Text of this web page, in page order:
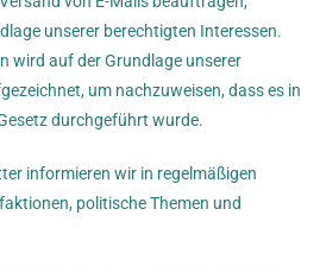
unserer berechtigten Interessen.
wird auf der Grundlage unserer
um nachzuweisen, dass es in
durchgeführt wurde.
informieren wir in regelmäßigen
politische Themen und